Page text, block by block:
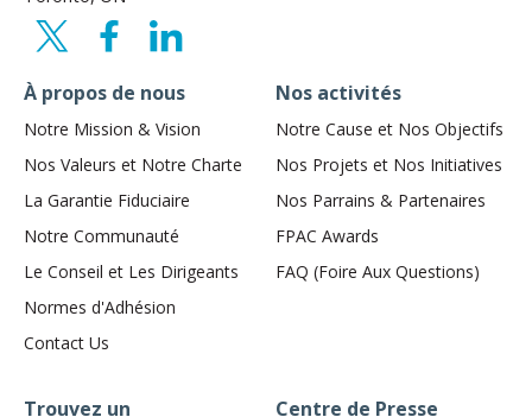
À propos de nous
Notre Mission & Vision
Nos Valeurs et Notre Charte
La Garantie Fiduciaire
Notre Communauté
Le Conseil et Les Dirigeants
Normes d'Adhésion
Contact Us
Nos activités
Notre Cause et Nos Objectifs
Nos Projets et Nos Initiatives
Nos Parrains & Partenaires
FPAC Awards
FAQ (Foire Aux Questions)
Trouvez un Centre de Presse